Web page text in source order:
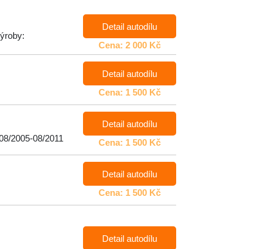
Detail autodílu
Cena: 2 000 Kč
Detail autodílu
Cena: 1 500 Kč
2005-08/2011
Detail autodílu
Cena: 1 500 Kč
Detail autodílu
Cena: 1 500 Kč
Detail autodílu